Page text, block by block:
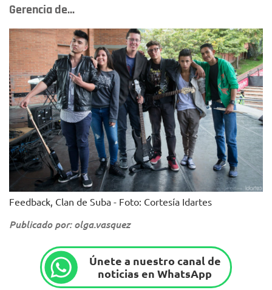
Gerencia de...
Feedback, Clan de Suba - Foto: Cortesía Idartes
Publicado por: olga.vasquez
Únete a nuestro canal de
noticias en WhatsApp